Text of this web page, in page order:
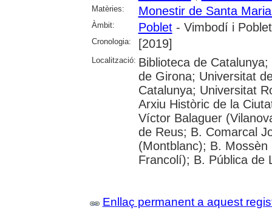
Matèries: Monestir de Santa
Àmbit: Poblet- Vimbodí i Poblet
Cronologia: [2019]
Localització: Biblioteca de
de Girona; Universitat
Catalunya; Universitat
Arxiu Històric de la
Víctor Balaguer
de Reus; B. Comarcal
(Montblanc); B.
Francolí); B. Pública de
Enllaç permanent a aquest